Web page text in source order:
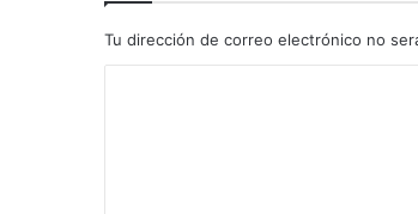
Tu dirección de correo electrónico no